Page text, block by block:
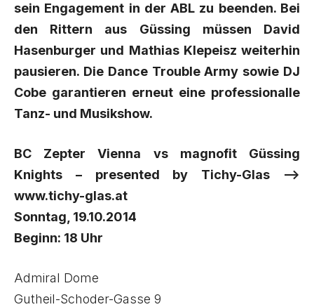
sein Engagement in der ABL zu beenden. Bei
den Rittern aus Güssing müssen David
Hasenburger und Mathias Klepeisz weiterhin
pausieren. Die Dance Trouble Army sowie DJ
Cobe garantieren erneut eine professionalle
Tanz- und Musikshow.
BC Zepter Vienna vs magnofit Güssing
Knights – presented by Tichy-Glas –>
www.tichy-glas.at
Sonntag, 19.10.2014
Beginn: 18 Uhr
Admiral Dome
Gutheil-Schoder-Gasse 9